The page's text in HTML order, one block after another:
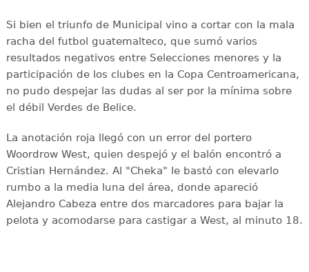
Si bien el triunfo de Municipal vino a cortar con la mala
racha del futbol guatemalteco, que sumó varios
resultados negativos entre Selecciones menores y la
participación de los clubes en la Copa Centroamericana,
no pudo despejar las dudas al ser por la mínima sobre
el débil Verdes de Belice.
La anotación roja llegó con un error del portero
Woordrow West, quien despejó y el balón encontró a
Cristian Hernández. Al "Cheka" le bastó con elevarlo
rumbo a la media luna del área, donde apareció
Alejandro Cabeza entre dos marcadores para bajar la
pelota y acomodarse para castigar a West, al minuto 18.